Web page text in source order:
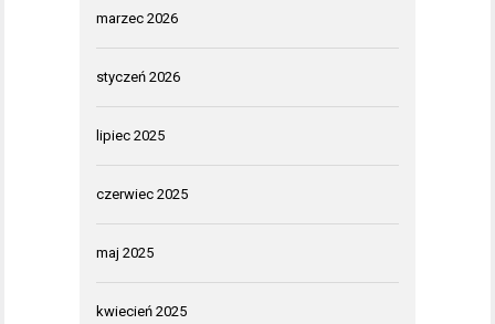
marzec 2026
styczeń 2026
lipiec 2025
czerwiec 2025
maj 2025
kwiecień 2025